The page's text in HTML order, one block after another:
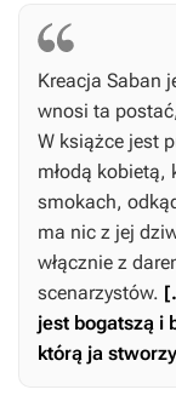
Kreacja Saban
wnosi ta
W książce jest
młodą
smokach,
ma nic z jej
włącznie z
scenarzystów.
jest bogatszą i
którą ja